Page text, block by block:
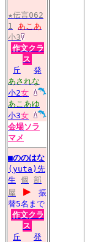
★伝言062
1
あこあ
小3
作文クラ
ス
丘
発
あされな
小2女
あこあゆ
小3女
会場ソラ
マメ
■ののはな
(yuta)先
生 個 部
屋
▶
振
替5名まで
作文クラ
ス
丘
発